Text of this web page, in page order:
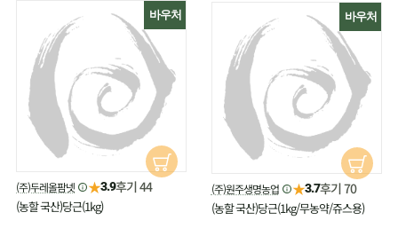
바우처
(주)두레올팜넷 ★3.9후기 44
(농할 국산)당근(1kg)
바우처
(주)원주생명농업 ★3.7후기 70
(농할 국산)당근(1kg/무농약/쥬스용)